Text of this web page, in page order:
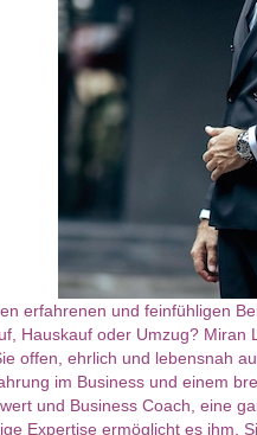
erfahrenen und feinfühligen
Hauskauf oder Umzug?
offen, ehrlich und lebensnah
im Business und einem
und Business Coach, eine
Expertise ermöglicht es ihm,